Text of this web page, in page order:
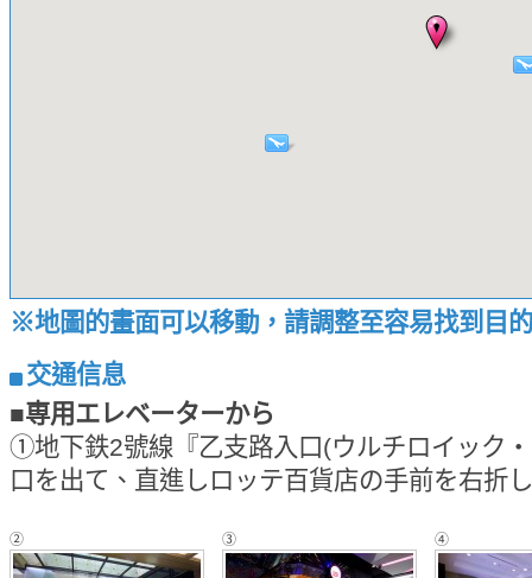
※地圖的畫面可以移動，請調整至容易找到目
交通信息
■専用エレベーターから
①地下鉄2號線『乙支路入口(ウルチロイック
口を出て、 直進しロッテ百貨店の手前を右折
② ③ ④